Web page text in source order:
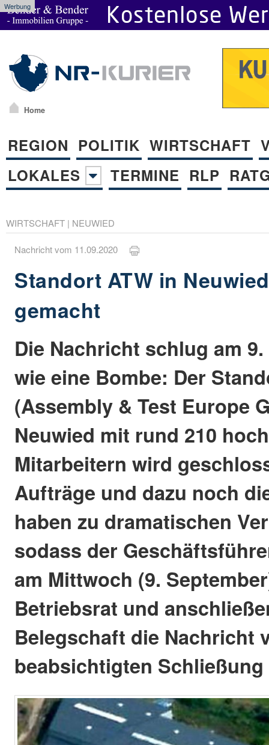
Werbung
Home
REGION POLITIK WIRTSCHAFT
LOKALES
TERMINE RLP
WIRTSCHAFT | NEUWIED
Nachricht vom 11.09.2020
Standort ATW in
gemacht
Die Nachricht schlug am
wie eine Bombe: Der
(Assembly & Test Europe
Neuwied mit rund 210
Mitarbeitern wird
Aufträge und dazu noch
haben zu dramatischen
sodass der
am Mittwoch (9.
Betriebsrat und
Belegschaft die Nachricht
beabsichtigten